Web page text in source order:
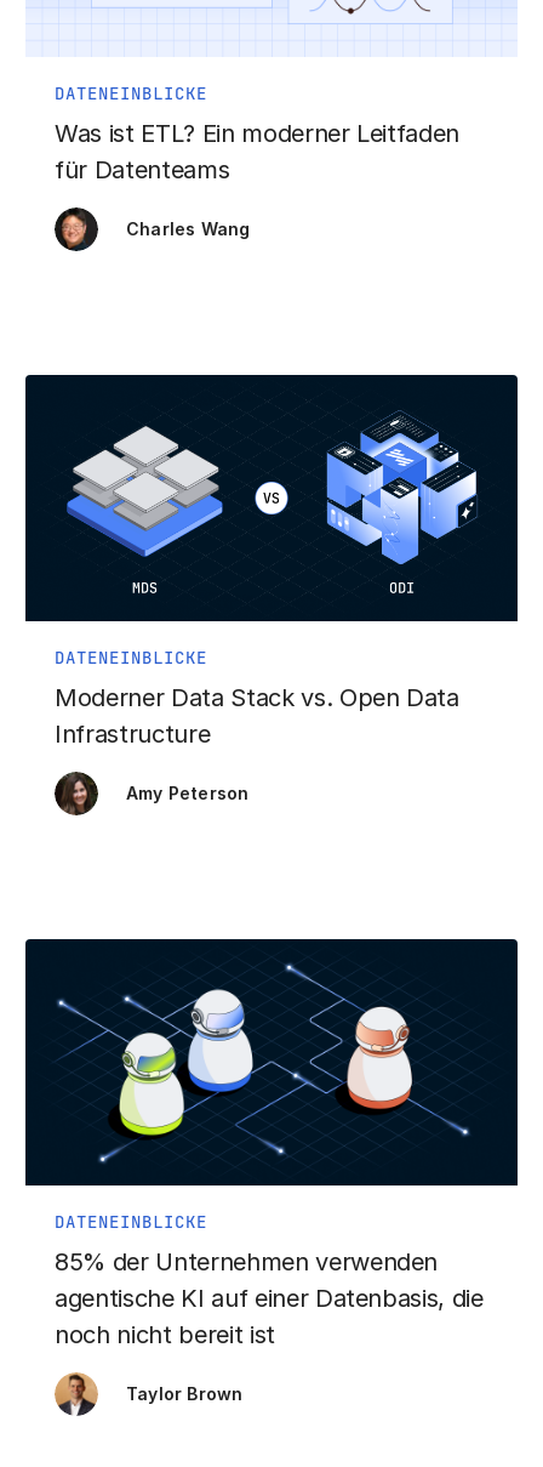
DATENEINBLICKE
Was ist ETL? Ein moderner Leitfaden
für Datenteams
Charles Wang
DATENEINBLICKE
Moderner Data Stack vs. Open Data
Infrastructure
Amy Peterson
DATENEINBLICKE
85% der Unternehmen verwenden
agentische KI auf einer Datenbasis, die
noch nicht bereit ist
Taylor Brown